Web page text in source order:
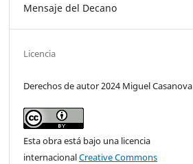
Mensaje del Decano
Licencia
Derechos de autor 2024 Miguel Casanova
Esta obra está bajo una licencia
internacionalCreative Commons